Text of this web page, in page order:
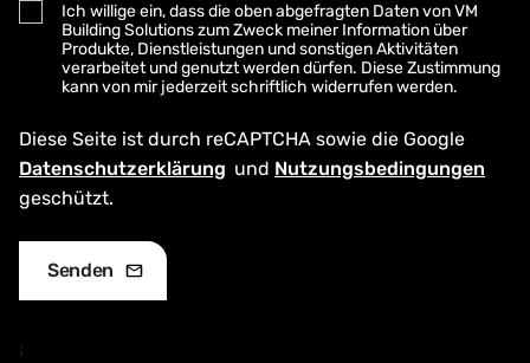
Ich willige ein, dass die oben abgefragten Daten von VM
Building Solutions zum Zweck meiner Information über
Produkte, Dienstleistungen und sonstigen Aktivitäten
verarbeitet und genutzt werden dürfen. Diese Zustimmung
kann von mir jederzeit schriftlich widerrufen werden.
Diese Seite ist durch reCAPTCHA sowie die Google
Datenschutzerklärung und Nutzungsbedingungen
geschützt.
;